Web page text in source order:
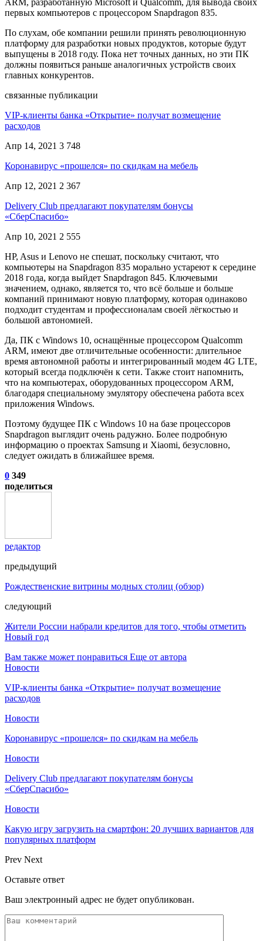
первых компьютеров с процессором Snapdragon 835.
По слухам, обе компании решили принять революционную
платформу для разработки новых продуктов, которые будут
выпущены в 2018 году. Пока нет точных данных, но эти ПК
должны появиться раньше аналогичных устройств своих
главных конкурентов.
связанные публикации
VIP-клиенты банка «Открытие» получат возмещение
расходов
Апр 14, 2021 3 748
Коронавирус «прошелся» по скидкам на мебель
Апр 12, 2021 2 367
Delivery Club предлагают покупателям бонусы
«СберСпасибо»
Апр 10, 2021 2 555
HP, Asus и Lenovo не спешат, поскольку считают, что
компьютеры на Snapdragon 835 морально устареют к середине
2018 года, когда выйдет Snapdragon 845. Ключевыми
значением, однако, является то, что всё больше и больше
компаний принимают новую платформу, которая одинаково
подходит студентам и профессионалам своей лёгкостью и
большой автономией.
Да, ПК с Windows 10, оснащённые процессором Qualcomm
ARM, имеют две отличительные особенности: длительное
время автономной работы и интегрированный модем 4G LTE,
который всегда подключён к сети. Также стоит напомнить,
что на компьютерах, оборудованных процессором ARM,
благодаря специальному эмулятору обеспечена работа всех
приложения Windows.
Поэтому будущее ПК с Windows 10 на базе процессоров
Snapdragon выглядит очень радужно. Более подробную
информацию о проектах Samsung и Xiaomi, безусловно,
следует ожидать в ближайшее время.
0 349
поделиться
редактор
предыдущий
Рождественские витрины модных столиц (обзор)
следующий
Жители России набрали кредитов для того, чтобы отметить
Новый год
Вам также может понравиться Еще от автора
Новости
VIP-клиенты банка «Открытие» получат возмещение
расходов
Новости
Коронавирус «прошелся» по скидкам на мебель
Новости
Delivery Club предлагают покупателям бонусы
«СберСпасибо»
Новости
Какую игру загрузить на смартфон: 20 лучших вариантов для
популярных платформ
Prev Next
Оставьте ответ
Ваш электронный адрес не будет опубликован.